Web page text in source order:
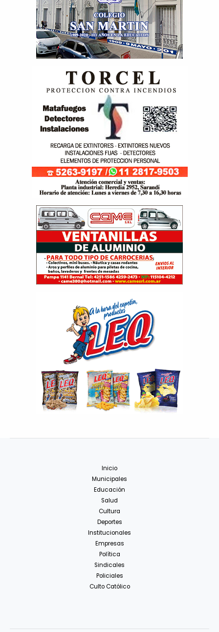
Inicio
Municipales
Educación
Salud
Cultura
Deportes
Institucionales
Empresas
Política
Sindicales
Policiales
Culto Católico